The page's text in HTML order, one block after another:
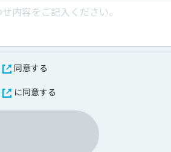
同意する
に同意する